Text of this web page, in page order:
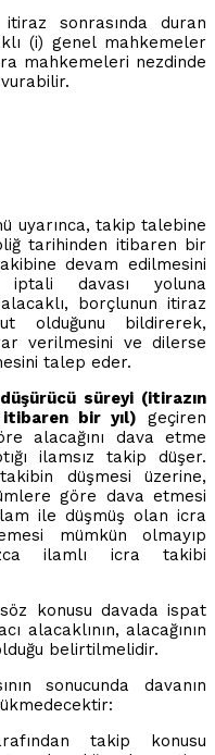
sonrasında duran
(i) genel mahkemeler
mahkemeleri nezdinde
uyarınca, takip talebine
tarihinden itibaren bir
devam edilmesini
iptali davası yoluna
borçlunun itiraz
olduğunu bildirerek,
verilmesini ve dilerse
talep eder.
süreyi (itirazın
bir yıl) geçiren
alacağını dava etme
ilamsız takip düşer.
düşmesi üzerine,
göre dava etmesi
ile düşmüş olan icra
mümkün olmayıp
ilamlı icra takibi
konusu davada ispat
alacaklının, alacağının
belirtilmelidir.
sonucunda davanın
takip konusu